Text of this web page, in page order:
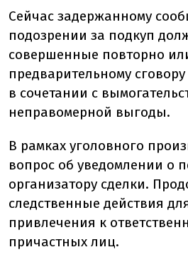
Сейчас задержанному
подозрении за подкуп
совершенные повторно
предварительному
в сочетании с
неправомерной выгоды.
В рамках уголовного
вопрос об уведомлении о
организатору сделки.
следственные действия
привлечения к
причастных лиц.